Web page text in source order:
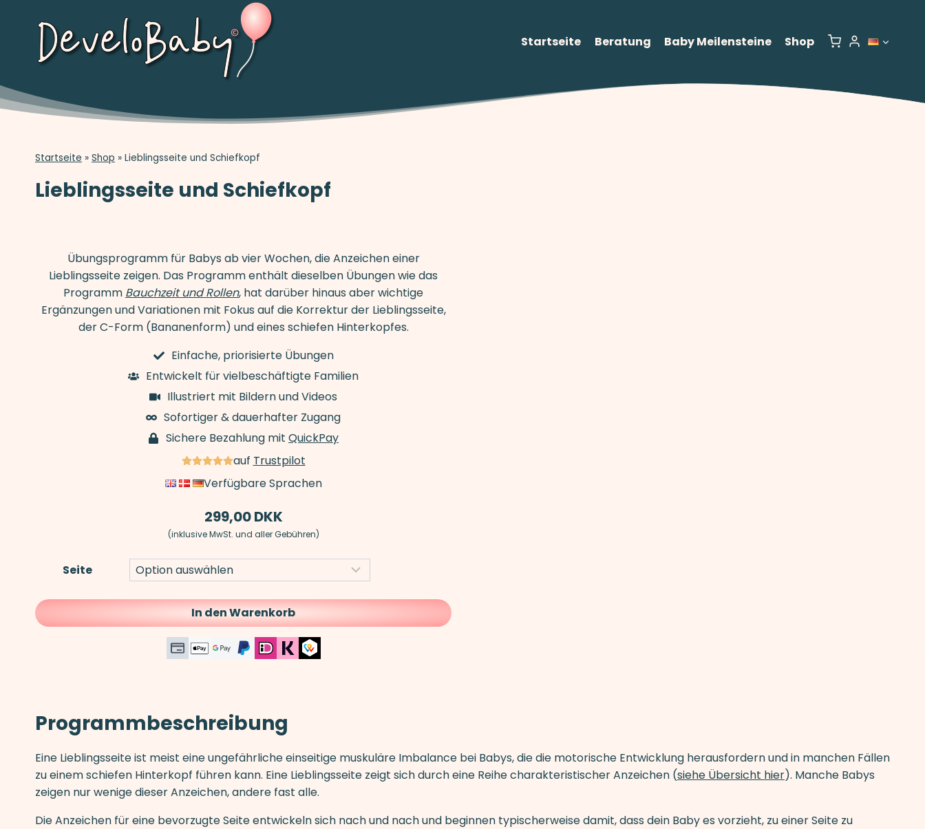
springen
Startseite Beratung Baby Meilensteine Shop
Startseite » Shop » Lieblingsseite und Schiefkopf
Lieblingsseite und Schiefkopf
Übungsprogramm für Babys ab vier Wochen, die Anzeichen einer
Lieblingsseite zeigen. Das Programm enthält dieselben Übungen wie das
Programm Bauchzeit und Rollen, hat darüber hinaus aber wichtige
Ergänzungen und Variationen mit Fokus auf die Korrektur der Lieblingsseite,
der C-Form (Bananenform) und eines schiefen Hinterkopfes.
Einfache, priorisierte Übungen
Entwickelt für vielbeschäftigte Familien
Illustriert mit Bildern und Videos
Sofortiger & dauerhafter Zugang
Sichere Bezahlung mit QuickPay
auf Trustpilot
Verfügbare Sprachen
299,00DKK
(inklusive MwSt. und aller Gebühren)
Seite
In den Warenkorb
Programmbeschreibung
Eine Lieblingsseite ist meist eine ungefährliche einseitige muskuläre Imbalance bei Babys, die die motorische Entwicklung herausfordern und in manchen Fällen
zu einem schiefen Hinterkopf führen kann. Eine Lieblingsseite zeigt sich durch eine Reihe charakteristischer Anzeichen (siehe Übersicht hier). Manche Babys
zeigen nur wenige dieser Anzeichen, andere fast alle.
Die Anzeichen für eine bevorzugte Seite entwickeln sich nach und nach und beginnen typischerweise damit, dass dein Baby es vorzieht, zu einer Seite zu